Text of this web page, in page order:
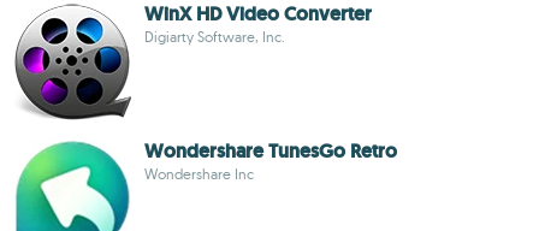
WinX HD Video Converter
Digiarty Software, Inc.
Wondershare TunesGo Retro
Wondershare Inc